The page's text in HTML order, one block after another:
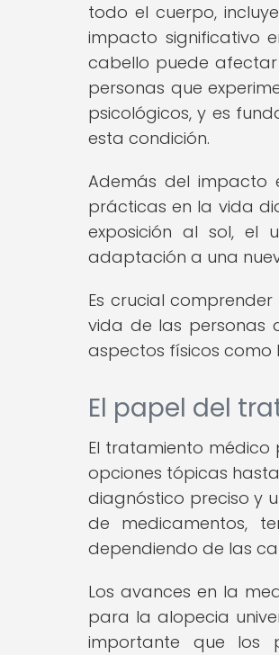
todo el cuerpo,
impacto significativo
cabello puede
personas que
psicológicos, y es
esta condición.
Además del impacto
prácticas en la vida
exposición al sol,
adaptación a una
Es crucial
vida de las personas
aspectos físicos como
El papel del
El tratamiento
opciones tópicas
diagnóstico preciso y
de medicamentos,
dependiendo de las
Los avances en la
para la alopecia
importante que los